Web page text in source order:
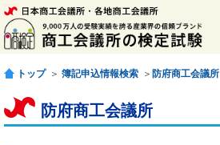
トップ ＞ 簿記申込情報検索 ＞ 防府商工会議所
防府商工会議所